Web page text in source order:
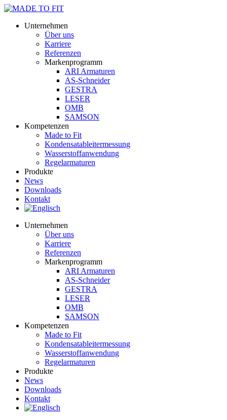
Unternehmen
Über uns
Karriere
Referenzen
Markenprogramm
ARI Armaturen
AS-Schneider
GESTRA
LESER
OMB
SAMSON
Kompetenzen
Made to Fit
Kondensat­ableiter­messung
Wasserstoff­anwendung
Regel­arma­turen
Produkte
News
Downloads
Kontakt
Unternehmen
Über uns
Karriere
Referenzen
Markenprogramm
ARI Armaturen
AS-Schneider
GESTRA
LESER
OMB
SAMSON
Kompetenzen
Made to Fit
Kondensat­ableiter­messung
Wasserstoff­anwendung
Regel­arma­turen
Produkte
News
Downloads
Kontakt